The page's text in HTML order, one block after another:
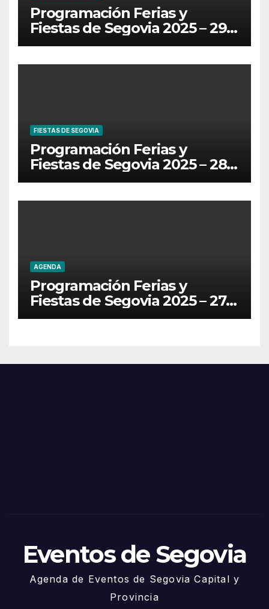
Programación Ferias y
Fiestas de Segovia 2025 – 29
de Junio
FIESTAS DE SEGOVIA
Programación Ferias y
Fiestas de Segovia 2025 – 28
de Junio
AGENDA
Programación Ferias y
Fiestas de Segovia 2025 – 27
de Junio
Eventos de Segovia
Agenda de Eventos de Segovia Capital y
Provincia